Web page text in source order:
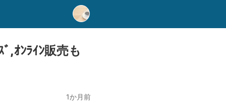
,ｵﾝﾗｲﾝ販売も
1か月前